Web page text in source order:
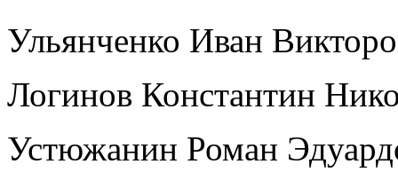
Ульянченко Иван
Логинов Константин
Устюжанин Роман